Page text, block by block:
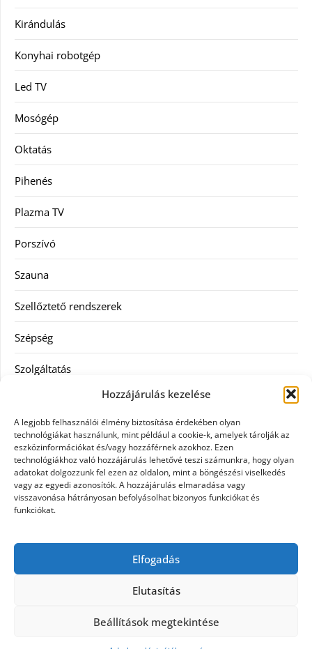
Hozzájárulás kezelése
A legjobb felhasználói élmény biztosítása érdekében olyan
technológiákat használunk, mint például a cookie-k, amelyek tárolják az
eszközinformációkat és/vagy hozzáférnek azokhoz. Ezen
technológiákhoz való hozzájárulás lehetővé teszi számunkra, hogy olyan
adatokat dolgozzunk fel ezen az oldalon, mint a böngészési viselkedés
vagy az egyedi azonosítók. A hozzájárulás elmaradása vagy
visszavonása hátrányosan befolyásolhat bizonyos funkciókat és
funkciókat.
Elfogadás
Elutasítás
Beállítások megtekintése
Kirándulás
Konyhai robotgép
Led TV
Mosógép
Oktatás
Pihenés
Plazma TV
Porszívó
Szauna
Szellőztető rendszerek
Szépség
Szolgáltatás
Televízió
Vásárlás
Webshop
general kivitelező